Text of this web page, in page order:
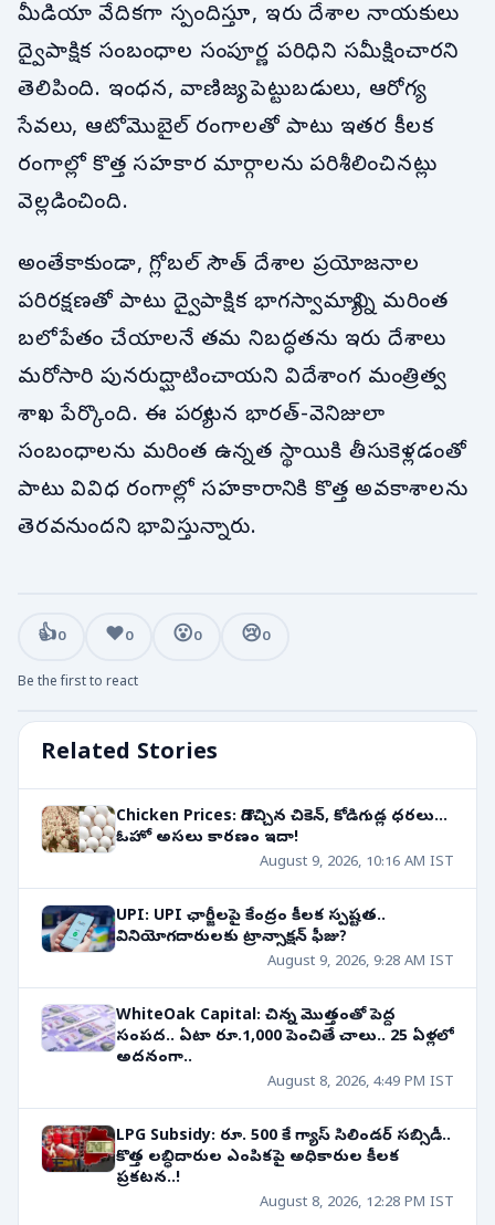
మీడియా వేదికగా స్పందిస్తూ, ఇరు దేశాల నాయకులు
ద్వైపాక్షిక సంబంధాల సంపూర్ణ పరిధిని సమీక్షించారని
తెలిపింది. ఇంధన, వాణిజ్య, పెట్టుబడులు, ఆరోగ్య
సేవలు, ఆటోమొబైల్ రంగాలతో పాటు ఇతర కీలక
రంగాల్లో కొత్త సహకార మార్గాలను పరిశీలించినట్లు
వెల్లడించింది.
అంతేకాకుండా, గ్లోబల్ సౌత్ దేశాల ప్రయోజనాల
పరిరక్షణతో పాటు ద్వైపాక్షిక భాగస్వామ్యాన్ని మరింత
బలోపేతం చేయాలనే తమ నిబద్ధతను ఇరు దేశాలు
మరోసారి పునరుద్ఘాటించాయని విదేశాంగ మంత్రిత్వ
శాఖ పేర్కొంది. ఈ పర్యటన భారత్-వెనిజులా
సంబంధాలను మరింత ఉన్నత స్థాయికి తీసుకెళ్లడంతో
పాటు వివిధ రంగాల్లో సహకారానికి కొత్త అవకాశాలను
తెరవనుందని భావిస్తున్నారు.
Related Stories
Chicken Prices: దిగొచ్చిన చికెన్, కోడిగుడ్ల ధరలు...
ఓహో అసలు కారణం ఇదా!
August 9, 2026, 10:16 AM IST
UPI: UPI ఛార్జీలపై కేంద్రం కీలక స్పష్టత..
వినియోగదారులకు ట్రాన్సాక్షన్ ఫీజు?
August 9, 2026, 9:28 AM IST
WhiteOak Capital: చిన్న మొత్తంతో పెద్ద
సంపద.. ఏటా రూ.1,000 పెంచితే చాలు.. 25 ఏళ్లలో
అదనంగా..
August 8, 2026, 4:49 PM IST
LPG Subsidy: రూ. 500 కే గ్యాస్ సిలిండర్ సబ్సిడీ..
కొత్త లబ్ధిదారుల ఎంపికపై అధికారుల కీలక
ప్రకటన..!
August 8, 2026, 12:28 PM IST
👍0 ❤️0 😮0 😢0
Be the first to react